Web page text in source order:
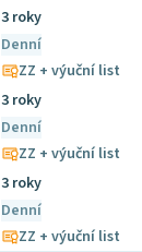
3 roky
Denní
ZZ + výuční list
3 roky
Denní
ZZ + výuční list
3 roky
Denní
ZZ + výuční list